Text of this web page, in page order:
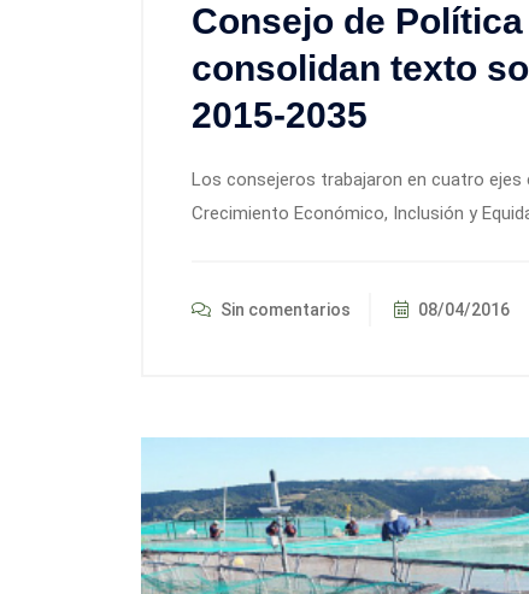
Consejo de
consolidan texto
2015-2035
Los consejeros trabajaron en cuatro
Crecimiento Económico, Inclusión y
Sin comentarios 08/04/2016